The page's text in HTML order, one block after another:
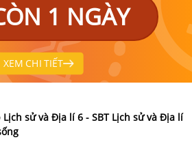
1 NGÀY
XEM CHI TIẾT
sử và Địa lí 6 - SBT Lịch sử và Địa lí